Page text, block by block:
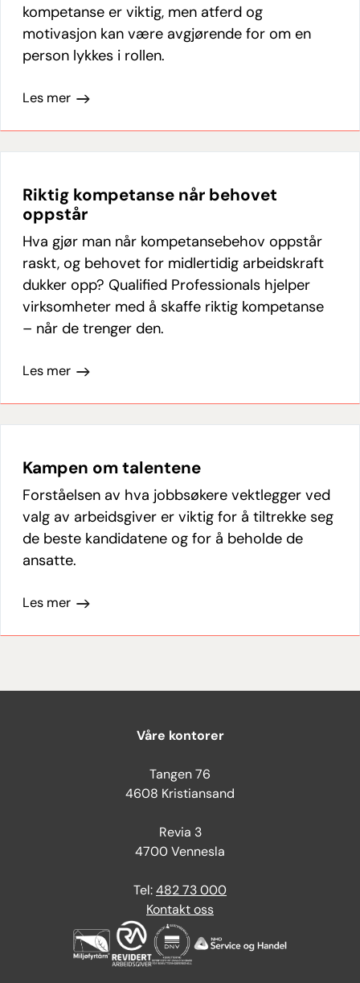
kompetanse er viktig, men atferd og
motivasjon kan være avgjørende for om en
person lykkes i rollen.
Les mer
Riktig kompetanse når behovet
oppstår
Hva gjør man når kompetansebehov oppstår
raskt, og behovet for midlertidig arbeidskraft
dukker opp? Qualified Professionals hjelper
virksomheter med å skaffe riktig kompetanse
– når de trenger den.
Les mer
Kampen om talentene
Forståelsen av hva jobbsøkere vektlegger ved
valg av arbeidsgiver er viktig for å tiltrekke seg
de beste kandidatene og for å beholde de
ansatte.
Les mer
Våre kontorer
Tangen 76
4608 Kristiansand
Revia 3
4700 Vennesla
Tel: 482 73 000
Kontakt oss